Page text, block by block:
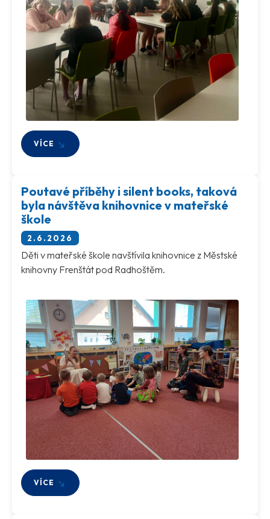
VÍCE
Poutavé příběhy i silent books, taková
byla návštěva knihovnice v mateřské
škole
2.6.2026
Děti v mateřské škole navštívila knihovnice z Městské
knihovny Frenštát pod Radhoštěm.
VÍCE